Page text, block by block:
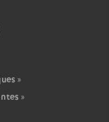
»
»